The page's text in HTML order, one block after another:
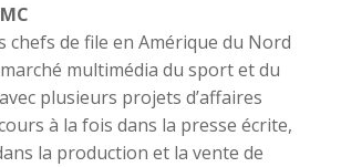
chefs de file en Amérique du Nord
multimédia du sport et du
plusieurs projets d’affaires
à la fois dans la presse écrite,
la production et la vente de